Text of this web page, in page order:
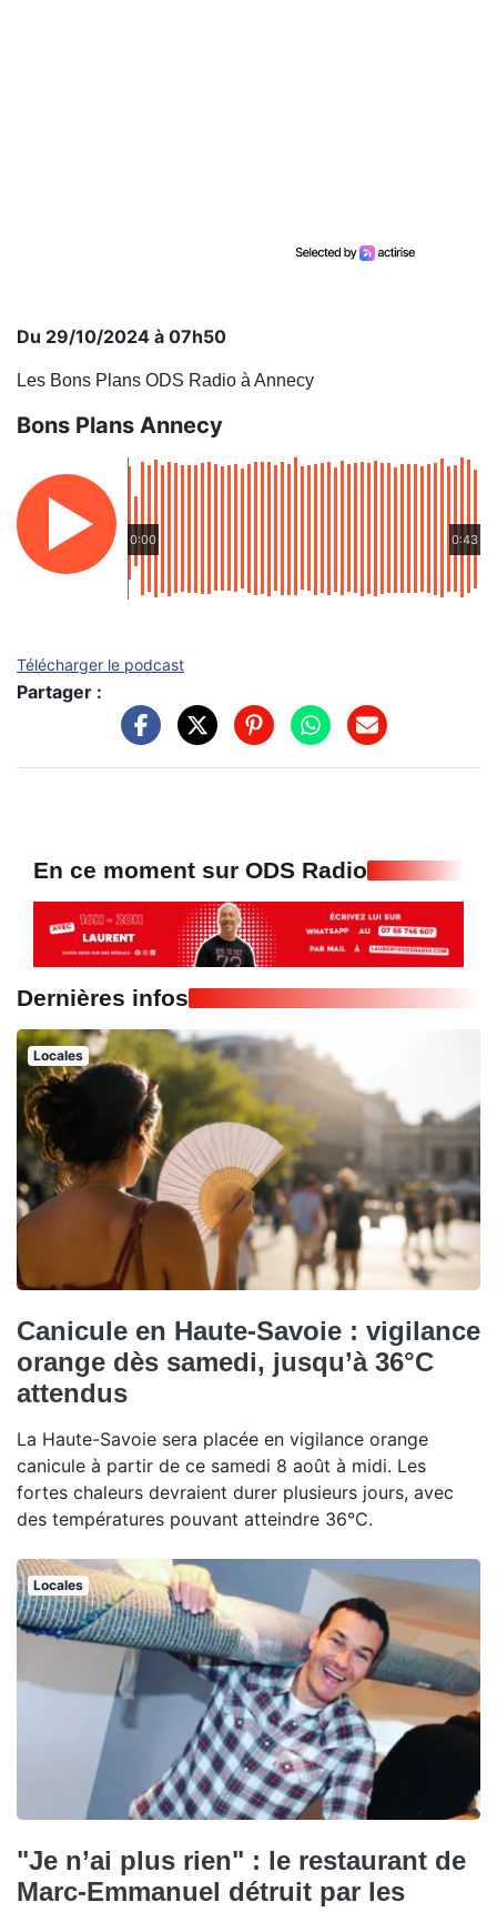
Du 29/10/2024 à 07h50
Les Bons Plans ODS Radio à Annecy
Bons Plans Annecy
0:00 0:43
Télécharger le podcast
Partager :
En ce moment sur ODS Radio
Dernières infos
Locales
Canicule en Haute-Savoie : vigilance
orange dès samedi, jusqu’à 36°C
attendus
La Haute-Savoie sera placée en vigilance orange
canicule à partir de ce samedi 8 août à midi. Les
fortes chaleurs devraient durer plusieurs jours, avec
des températures pouvant atteindre 36°C.
Locales
"Je n’ai plus rien" : le restaurant de
Marc-Emmanuel détruit par les